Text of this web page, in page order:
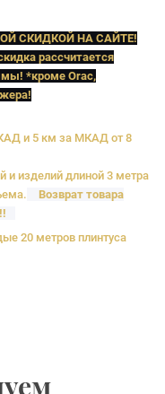
СКИДКОЙ НА САЙТЕ!
рассчитается
*кроме Orac,
и 5 км за МКАД от 8
и изделий длиной 3 метра
Возврат товара
20 метров плинтуса